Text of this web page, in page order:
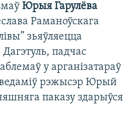
Юрыя Гарулёва
Раманоўскага
зьяўляецца
падчас
у арганізатараў
рэжысэр Юрый
паказу здарыўся